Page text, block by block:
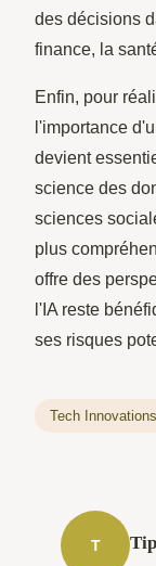
des décisions
finance, la
Enfin, pour
l'importance
devient
science des
sciences
plus
offre des
l'IA reste
ses risques
Tech Innovations
T